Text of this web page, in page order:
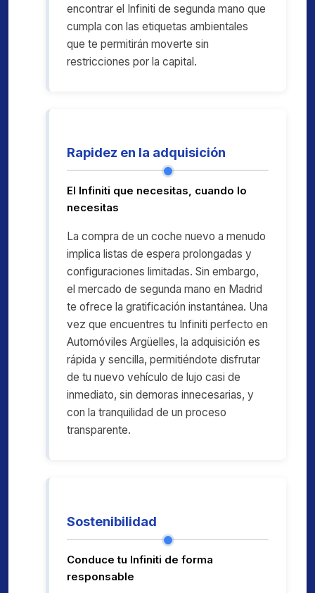
encontrar el Infiniti de segunda mano que
cumpla con las etiquetas ambientales
que te permitirán moverte sin
restricciones por la capital.
Rapidez en la adquisición
El Infiniti que necesitas, cuando lo
necesitas
La compra de un coche nuevo a menudo
implica listas de espera prolongadas y
configuraciones limitadas. Sin embargo,
el mercado de segunda mano en Madrid
te ofrece la gratificación instantánea. Una
vez que encuentres tu Infiniti perfecto en
Automóviles Argüelles, la adquisición es
rápida y sencilla, permitiéndote disfrutar
de tu nuevo vehículo de lujo casi de
inmediato, sin demoras innecesarias, y
con la tranquilidad de un proceso
transparente.
Sostenibilidad
Conduce tu Infiniti de forma
responsable